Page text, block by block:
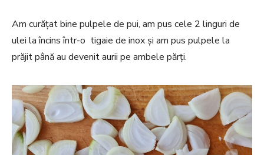
Am curățat bine pulpele de pui, am pus cele 2 linguri de
ulei la încins într-o tigaie de inox și am pus pulpele la
prăjit până au devenit aurii pe ambele părți.